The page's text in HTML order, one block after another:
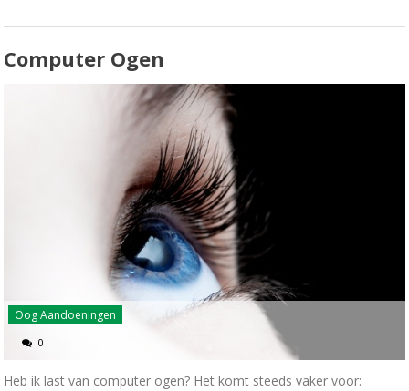
Computer Ogen
Oog Aandoeningen
0
Heb ik last van computer ogen? Het komt steeds vaker voor: